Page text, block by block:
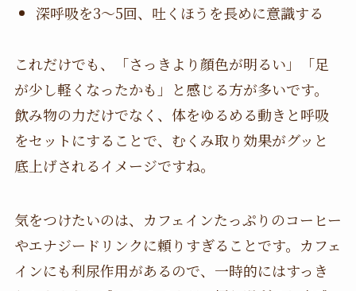
深呼吸を3〜5回、吐くほうを長めに意識する
これだけでも、「さっきより顔色が明るい」「足
が少し軽くなったかも」と感じる方が多いです。
飲み物の力だけでなく、体をゆるめる動きと呼吸
をセットにすることで、むくみ取り効果がグッと
底上げされるイメージですね。
気をつけたいのは、カフェインたっぷりのコーヒー
やエナジードリンクに頼りすぎることです。カフェ
インにも利尿作用があるので、一時的にはすっき